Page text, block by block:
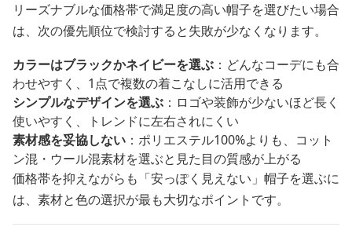
リーズナブルな価格帯で満足度の高い帽子を選びたい場合
は、次の優先順位で検討すると失敗が少なくなります。
カラーはブラックかネイビーを選ぶ ：どんなコーデにも合
わせやすく、1点で複数の着こなしに活用できる
シンプルなデザインを選ぶ ：ロゴや装飾が少ないほど長く
使いやすく、トレンドに左右されにくい
素材感を妥協しない ：ポリエステル100%よりも、コット
ン混・ウール混素材を選ぶと見た目の質感が上がる
価格帯を抑えながらも「安っぽく見えない」帽子を選ぶに
は、素材と色の選択が最も大切なポイントです。